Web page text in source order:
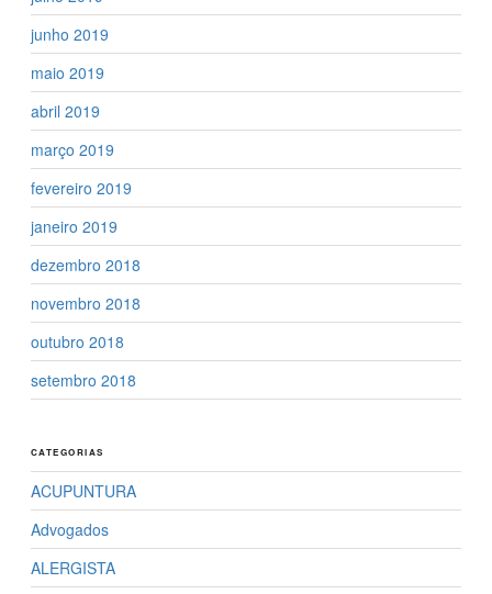
junho 2019
maio 2019
abril 2019
março 2019
fevereiro 2019
janeiro 2019
dezembro 2018
novembro 2018
outubro 2018
setembro 2018
CATEGORIAS
ACUPUNTURA
Advogados
ALERGISTA